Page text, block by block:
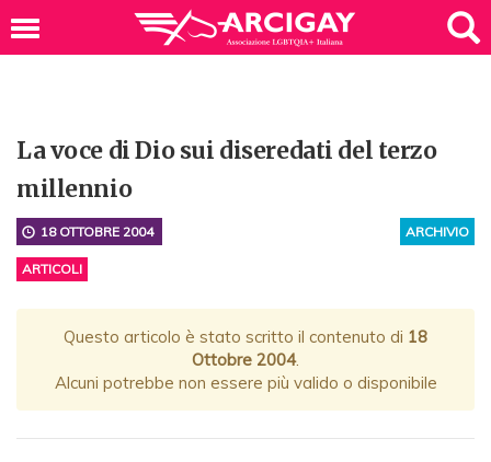
La voce di Dio sui diseredati del terzo
millennio
ARCHIVIO
18 OTTOBRE 2004
ARTICOLI
Questo articolo è stato scritto il contenuto di 18
Ottobre 2004.
Alcuni potrebbe non essere più valido o disponibile